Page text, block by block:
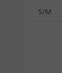
S/M